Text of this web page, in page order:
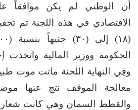
أن الوطني لم يكن موافقاً
الاقتصادي في هذه اللجنة تم
الحكومة ووزير المالية واتخذت
وفِي النهاية اللجنة ماتت موت
معالجة الموقف نتج عنها
والقطط السمان وهي كانت شعار